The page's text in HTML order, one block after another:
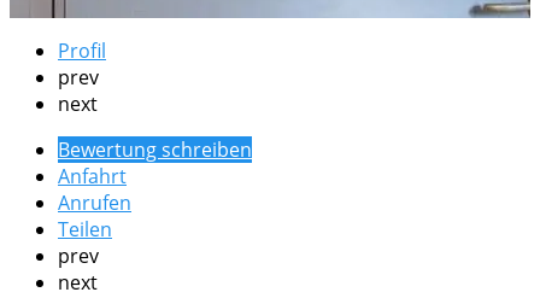
Profil
prev
next
Bewertung schreiben
Anfahrt
Anrufen
Teilen
prev
next